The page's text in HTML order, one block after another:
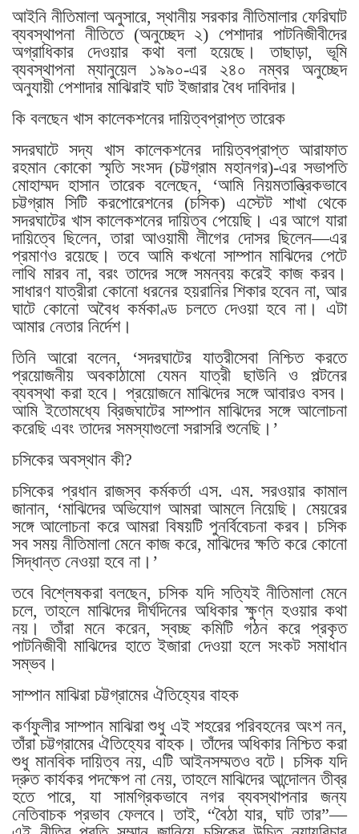
আইনি নীতিমালা অনুসারে, স্থানীয় সরকার নীতিমালার ফেরিঘাট
ব্যবস্থাপনা নীতিতে (অনুচ্ছেদ ২) পেশাদার পাটনিজীবীদের
অগ্রাধিকার দেওয়ার কথা বলা হয়েছে। তাছাড়া, ভূমি
ব্যবস্থাপনা ম্যানুয়েল ১৯৯০-এর ২৪০ নম্বর অনুচ্ছেদ
অনুযায়ী পেশাদার মাঝিরাই ঘাট ইজারার বৈধ দাবিদার।
কি বলছেন খাস কালেকশনের দায়িত্বপ্রাপ্ত তারেক
সদরঘাটে সদ্য খাস কালেকশনের দায়িত্বপ্রাপ্ত আরাফাত
রহমান কোকো স্মৃতি সংসদ (চট্টগ্রাম মহানগর)-এর সভাপতি
মোহাম্মদ হাসান তারেক বলেছেন, ‘আমি নিয়মতান্ত্রিকভাবে
চট্টগ্রাম সিটি করপোরেশনের (চসিক) এস্টেট শাখা থেকে
সদরঘাটের খাস কালেকশনের দায়িত্ব পেয়েছি। এর আগে যারা
দায়িত্বে ছিলেন, তারা আওয়ামী লীগের দোসর ছিলেন—এর
প্রমাণও রয়েছে। তবে আমি কখনো সাম্পান মাঝিদের পেটে
লাথি মারব না, বরং তাদের সঙ্গে সমন্বয় করেই কাজ করব।
সাধারণ যাত্রীরা কোনো ধরনের হয়রানির শিকার হবেন না, আর
ঘাটে কোনো অবৈধ কর্মকাণ্ড চলতে দেওয়া হবে না। এটা
আমার নেতার নির্দেশ।
তিনি আরো বলেন, ‘সদরঘাটের যাত্রীসেবা নিশ্চিত করতে
প্রয়োজনীয় অবকাঠামো যেমন যাত্রী ছাউনি ও পল্টনের
ব্যবস্থা করা হবে। প্রয়োজনে মাঝিদের সঙ্গে আবারও বসব।
আমি ইতোমধ্যে ব্রিজঘাটের সাম্পান মাঝিদের সঙ্গে আলোচনা
করেছি এবং তাদের সমস্যাগুলো সরাসরি শুনেছি।’
চসিকের অবস্থান কী?
চসিকের প্রধান রাজস্ব কর্মকর্তা এস. এম. সরওয়ার কামাল
জানান, ‘মাঝিদের অভিযোগ আমরা আমলে নিয়েছি। মেয়রের
সঙ্গে আলোচনা করে আমরা বিষয়টি পুনর্বিবেচনা করব। চসিক
সব সময় নীতিমালা মেনে কাজ করে, মাঝিদের ক্ষতি করে কোনো
সিদ্ধান্ত নেওয়া হবে না।’
তবে বিশ্লেষকরা বলছেন, চসিক যদি সত্যিই নীতিমালা মেনে
চলে, তাহলে মাঝিদের দীর্ঘদিনের অধিকার ক্ষুণ্ন হওয়ার কথা
নয়। তাঁরা মনে করেন, স্বচ্ছ কমিটি গঠন করে প্রকৃত
পাটনিজীবী মাঝিদের হাতে ইজারা দেওয়া হলে সংকট সমাধান
সম্ভব।
সাম্পান মাঝিরা চট্টগ্রামের ঐতিহ্যের বাহক
কর্ণফুলীর সাম্পান মাঝিরা শুধু এই শহরের পরিবহনের অংশ নন,
তাঁরা চট্টগ্রামের ঐতিহ্যের বাহক। তাঁদের অধিকার নিশ্চিত করা
শুধু মানবিক দায়িত্ব নয়, এটি আইনসম্মতও বটে। চসিক যদি
দ্রুত কার্যকর পদক্ষেপ না নেয়, তাহলে মাঝিদের আন্দোলন তীব্র
হতে পারে, যা সামগ্রিকভাবে নগর ব্যবস্থাপনার জন্য
নেতিবাচক প্রভাব ফেলবে। তাই, “বৈঠা যার, ঘাট তার”—